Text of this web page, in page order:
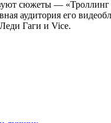
сюжеты —
аудитория его
Гаги и Vice.